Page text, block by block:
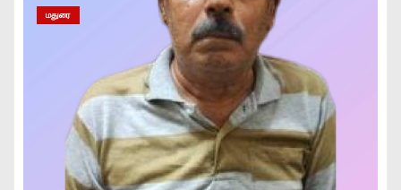
மதுரை